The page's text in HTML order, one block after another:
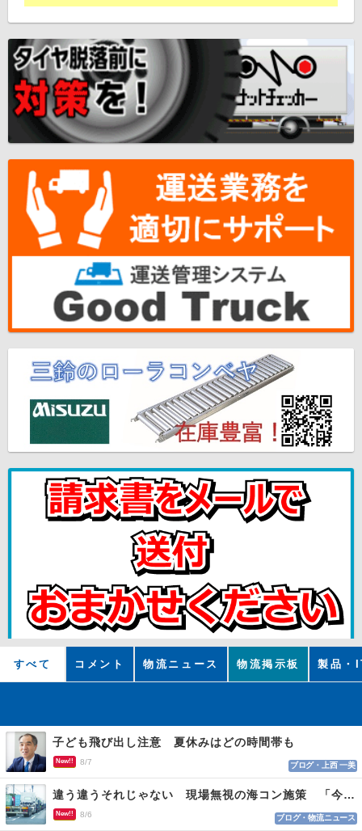
すべて コメント 物流ニュース 物流掲示板 製品・
子ども飛び出し注意 夏休みはどの時間帯も
New!! 8/7 ブログ・上西 一美
違う違うそれじゃない 現場無視の海コン施策 「今でも平均２～３時間は待つ」
New!! 8/6 ブログ・物流ニュース